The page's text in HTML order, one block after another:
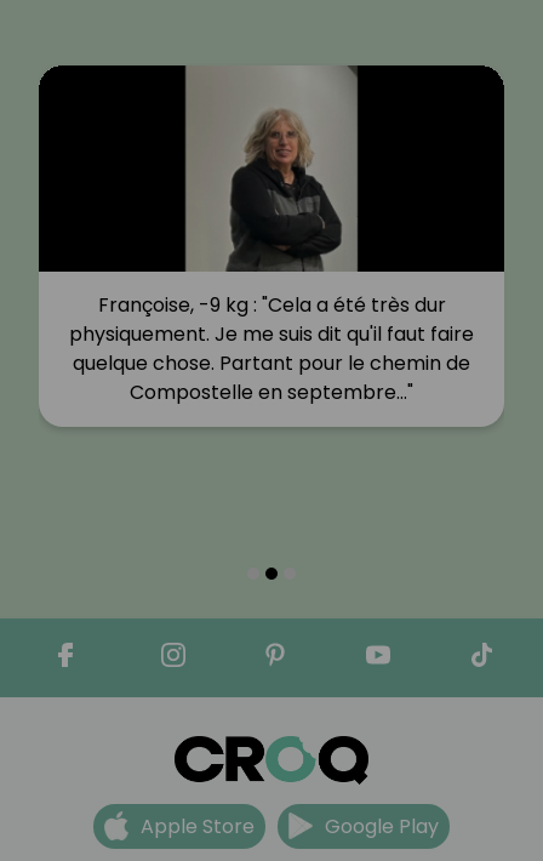
Françoise, -9 kg : "Cela a été très dur
physiquement. Je me suis dit qu'il faut faire
quelque chose. Partant pour le chemin de
Compostelle en septembre…"
Apple Store Google Play